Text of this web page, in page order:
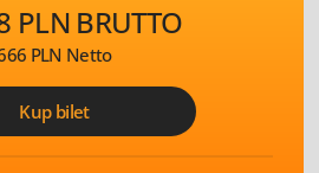
PLN BRUTTO
PLN Netto
Kup bilet